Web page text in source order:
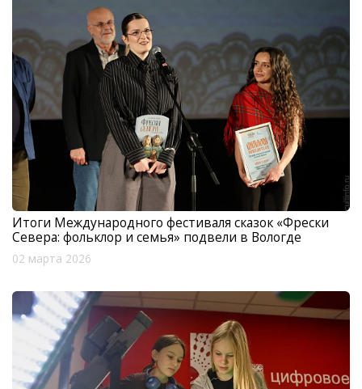
Итоги Международного фестиваля сказок «Фрески
Севера: фольклор и семья» подвели в Вологде
02 марта 2026